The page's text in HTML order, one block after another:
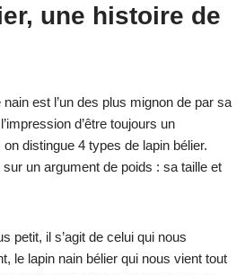
une histoire de
est l’un des plus mignon de par sa
d’être toujours un
distingue 4 types de lapin bélier.
un argument de poids : sa taille et
petit, il s’agit de celui qui nous
le lapin nain bélier qui nous vient tout